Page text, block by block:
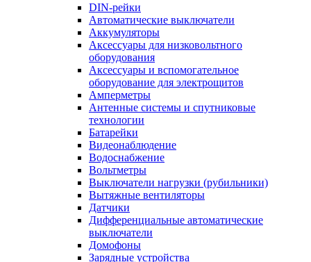
DIN-рейки
Автоматические выключатели
Аккумуляторы
Аксессуары для низковольтного
оборудования
Аксессуары и вспомогательное
оборудование для электрощитов
Амперметры
Антенные системы и спутниковые
технологии
Батарейки
Видеонаблюдение
Водоснабжение
Вольтметры
Выключатели нагрузки (рубильники)
Вытяжные вентиляторы
Датчики
Дифференциальные автоматические
выключатели
Домофоны
Зарядные устройства